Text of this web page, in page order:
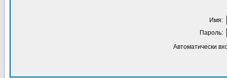
Имя:
Пароль:
Автоматически